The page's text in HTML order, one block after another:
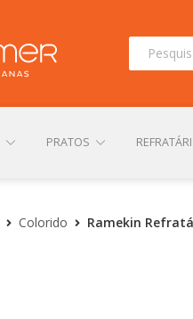
Pesquisar
PRATOS
Colorido Ramekin